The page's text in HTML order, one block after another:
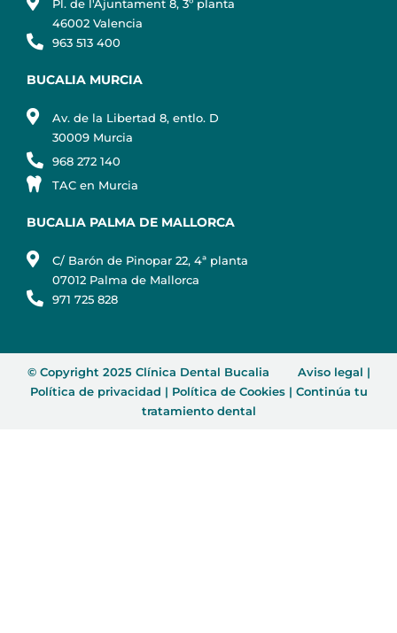
Pl. de l'Ajuntament 8, 3º planta
46002 Valencia
963 513 400
BUCALIA MURCIA
Av. de la Libertad 8, entlo. D
30009 Murcia
968 272 140
TAC en Murcia
BUCALIA PALMA DE MALLORCA
C/ Barón de Pinopar 22, 4ª planta
07012 Palma de Mallorca
971 725 828
© Copyright 2025 Clínica Dental Bucalia Aviso legal |
Política de privacidad | Política de Cookies| Continúa tu
tratamiento dental